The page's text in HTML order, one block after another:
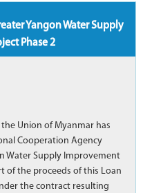
Yangon Water Supply
Phase 2
Union of Myanmar has
Cooperation Agency
Water Supply Improvement
of the proceeds of this Loan
the contract resulting